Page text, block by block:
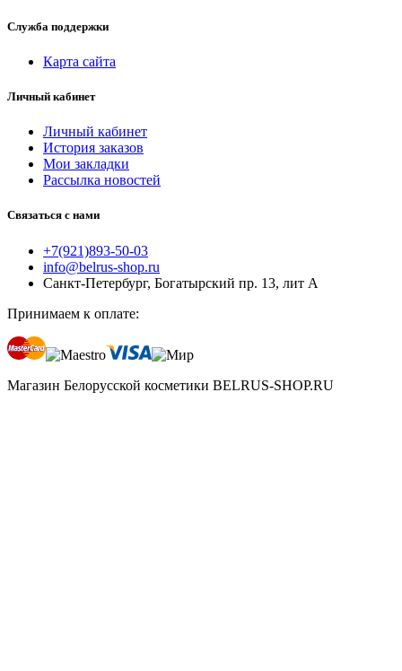
Служба поддержки
Карта сайта
Личный кабинет
Личный кабинет
История заказов
Мои закладки
Рассылка новостей
Связаться с нами
+7(921)893-50-03
info@belrus-shop.ru
Санкт-Петербург, Богатырский пр. 13, лит А
Принимаем к оплате:
Магазин Белорусской косметики BELRUS-SHOP.RU